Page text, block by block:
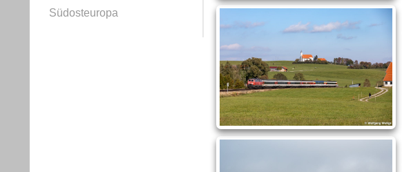
Südosteuropa